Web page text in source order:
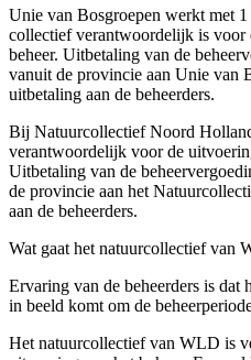
Unie van Bosgroepen werkt met
collectief verantwoordelijk is voor
beheer. Uitbetaling van de
vanuit de provincie aan Unie van
uitbetaling aan de beheerders.
Bij Natuurcollectief Noord
verantwoordelijk voor de
Uitbetaling van de
de provincie aan het
aan de beheerders.
Wat gaat het natuurcollectief van
Ervaring van de beheerders is dat
in beeld komt om de
Het natuurcollectief van WLD is